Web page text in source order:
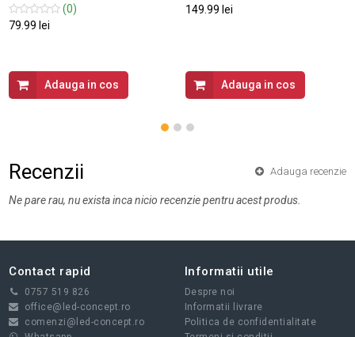
(0)
79.99 lei
Adauga in cos
149.99 lei
Adauga in cos
Recenzii Adauga recenzie
Ne pare rau, nu exista inca nicio recenzie pentru acest produs.
Contact rapid
0757 519 826
office@led-concept.ro
comenzi@led-concept.ro
Informatii utile
Despre noi
Informatii livrare
Politica de confidentialitate